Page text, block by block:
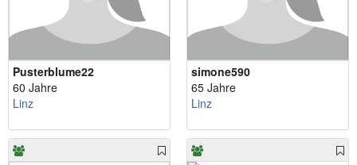
Pusterblume22
60 Jahre
Linz
simone590
65 Jahre
Linz